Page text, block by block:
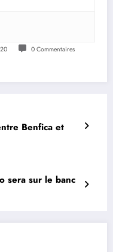
0 Commentaires
Benfica et
sera sur le banc